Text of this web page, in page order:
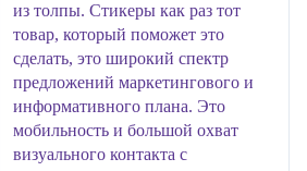
из толпы. Стикеры как раз тот
товар, который поможет это
сделать, это широкий спектр
предложений маркетингового и
информативного плана. Это
мобильность и большой охват
визуального контакта с